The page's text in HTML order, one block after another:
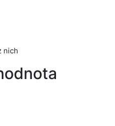
nich